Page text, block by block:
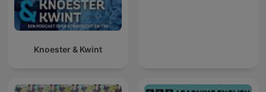
Knoester & Kwint